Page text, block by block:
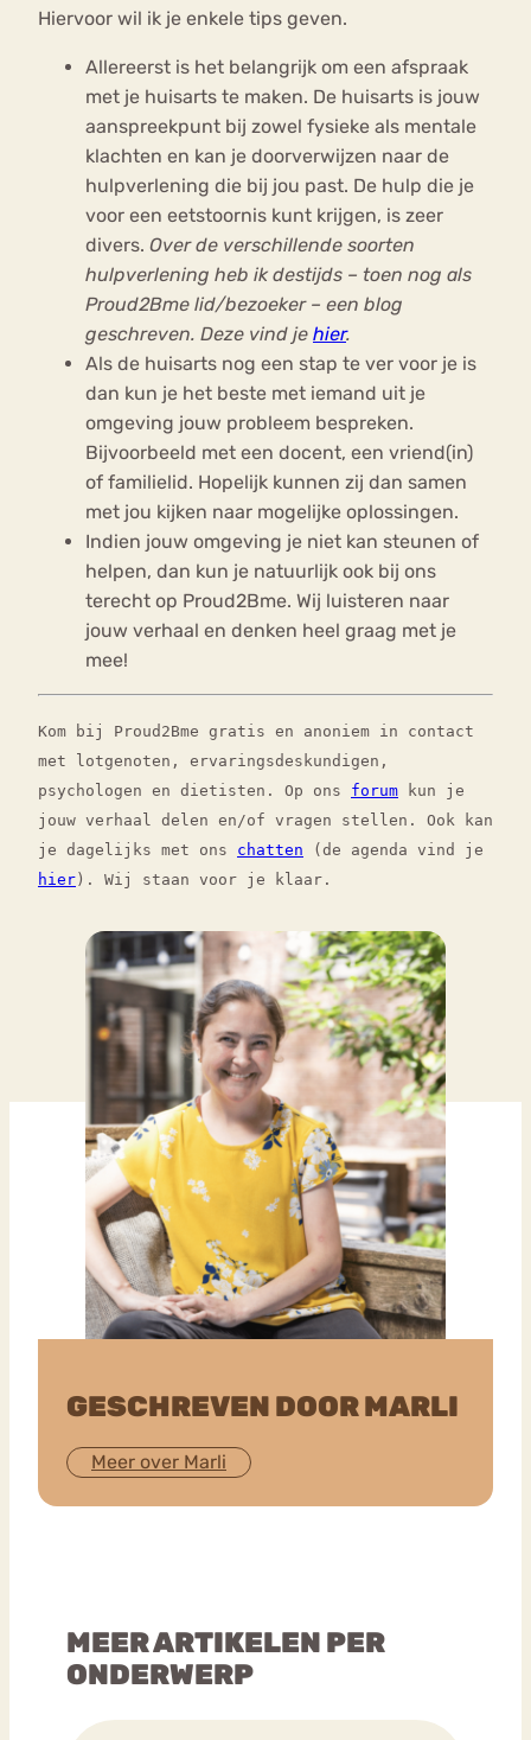
Hiervoor wil ik je enkele tips geven.
Allereerst is het belangrijk om een afspraak
met je huisarts te maken. De huisarts is jouw
aanspreekpunt bij zowel fysieke als mentale
klachten en kan je doorverwijzen naar de
hulpverlening die bij jou past. De hulp die je
voor een eetstoornis kunt krijgen, is zeer
divers. Over de verschillende soorten
hulpverlening heb ik destijds – toen nog als
Proud2Bme lid/bezoeker – een blog
geschreven. Deze vind je hier.
Als de huisarts nog een stap te ver voor je is
dan kun je het beste met iemand uit je
omgeving jouw probleem bespreken.
Bijvoorbeeld met een docent, een vriend(in)
of familielid. Hopelijk kunnen zij dan samen
met jou kijken naar mogelijke oplossingen.
Indien jouw omgeving je niet kan steunen of
helpen, dan kun je natuurlijk ook bij ons
terecht op Proud2Bme. Wij luisteren naar
jouw verhaal en denken heel graag met je
mee!
Kom bij Proud2Bme gratis en anoniem in contact
met lotgenoten, ervaringsdeskundigen,
psychologen en dietisten. Op ons forum kun je
jouw verhaal delen en/of vragen stellen. Ook kan
je dagelijks met ons chatten (de agenda vind je
hier ). Wij staan voor je klaar.
GESCHREVEN DOOR MARLI
Meer over Marli
MEER ARTIKELEN PER
ONDERWERP